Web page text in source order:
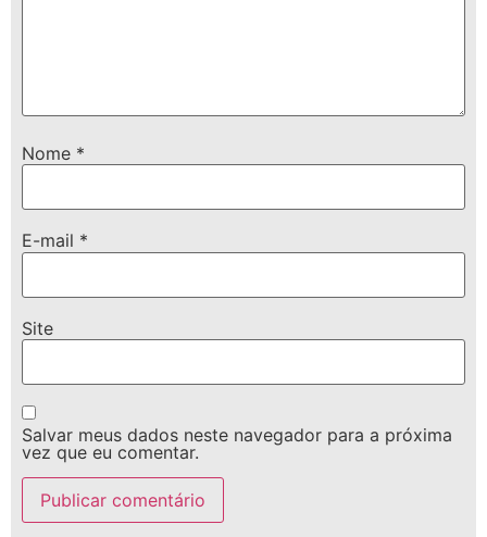
Nome *
E-mail *
Site
Salvar meus dados neste navegador para a próxima
vez que eu comentar.